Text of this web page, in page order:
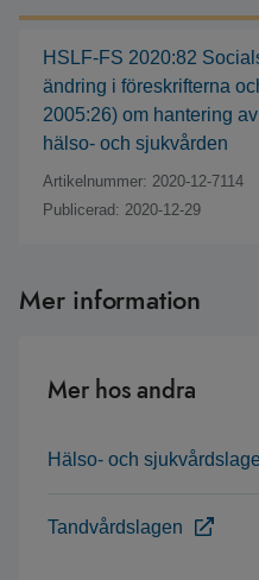
HSLF-FS 2020:82
ändring i föreskrifterna
2005:26) om hantering
hälso- och sjukvården
Artikelnummer: 2020-12-7114
Publicerad: 2020-12-29
Mer information
Mer hos andra
Hälso- och
Tandvårdslagen